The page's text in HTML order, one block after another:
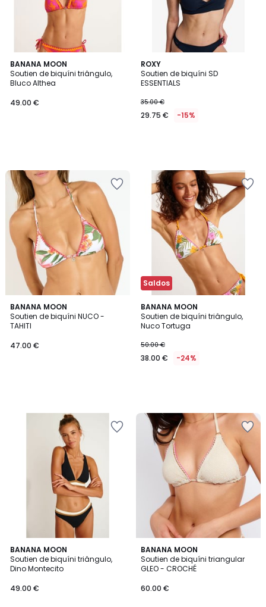
BANANA MOON
Soutien de biquíni triângulo,
Bluco Althea
49.00 €
ROXY
Soutien de biquíni SD
ESSENTIALS
35.00 €
29.75 € -15%
BANANA MOON
Soutien de biquíni NUCO -
TAHITI
47.00 €
Saldos
BANANA MOON
Soutien de biquíni triângulo,
Nuco Tortuga
50.00 €
38.00 € -24%
BANANA MOON
Soutien de biquíni triângulo,
Dino Montecito
49.00 €
BANANA MOON
Soutien de biquíni triangular
GLEO - CROCHÉ
60.00 €